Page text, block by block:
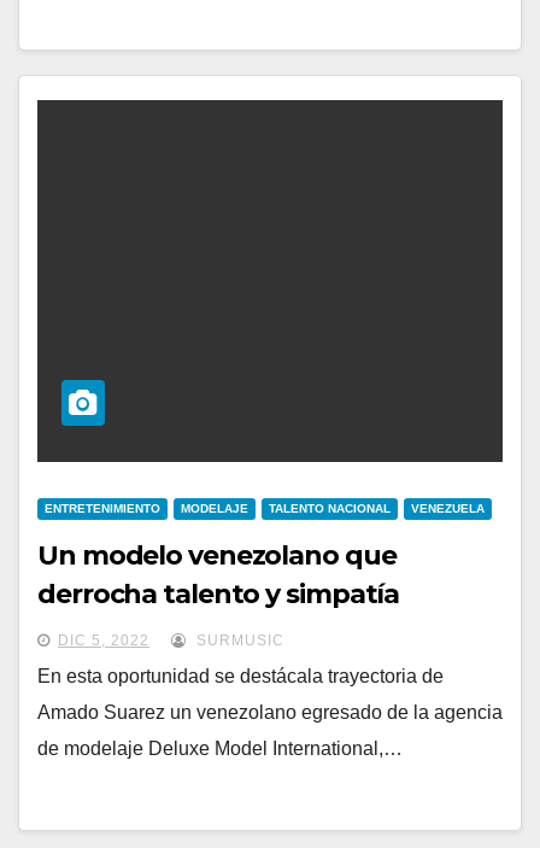
ENTRETENIMIENTO MODELAJE TALENTO NACIONAL VENEZUELA
Un modelo venezolano que
derrocha talento y simpatía
DIC 5, 2022 SURMUSIC
En esta oportunidad se destácala trayectoria de
Amado Suarez un venezolano egresado de la agencia
de modelaje Deluxe Model International,…